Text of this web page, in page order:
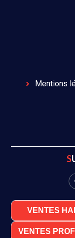
Mentions
VENTES
VENTES